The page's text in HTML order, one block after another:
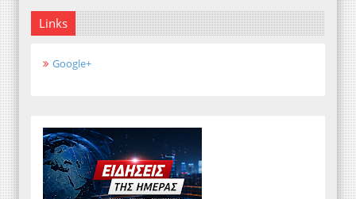
Links
Google+